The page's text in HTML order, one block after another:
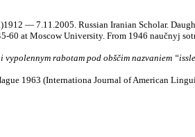
— 7.11.2005. Russian Iranian Scholar.
at Moscow University. From 1946 naučnyj
vypolennym rabotam pod obščim nazvaniem
1963 (Internationa Journal of American